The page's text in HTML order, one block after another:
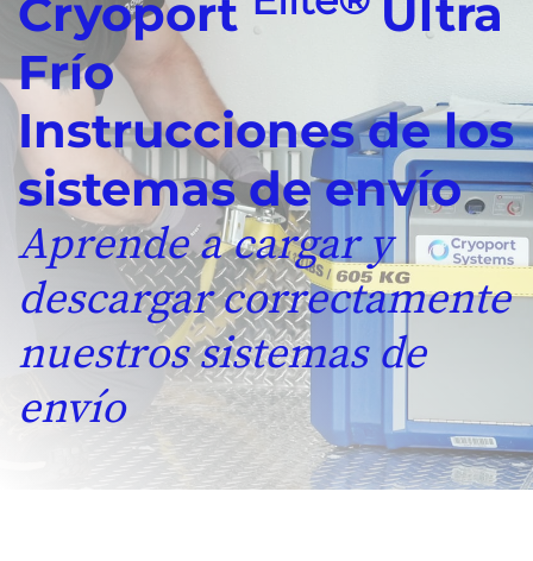
Cryoport
Ultra
Frío
Instrucciones de los
sistemas de envío
Aprende a cargar y
descargar correctamente
nuestros sistemas de
envío